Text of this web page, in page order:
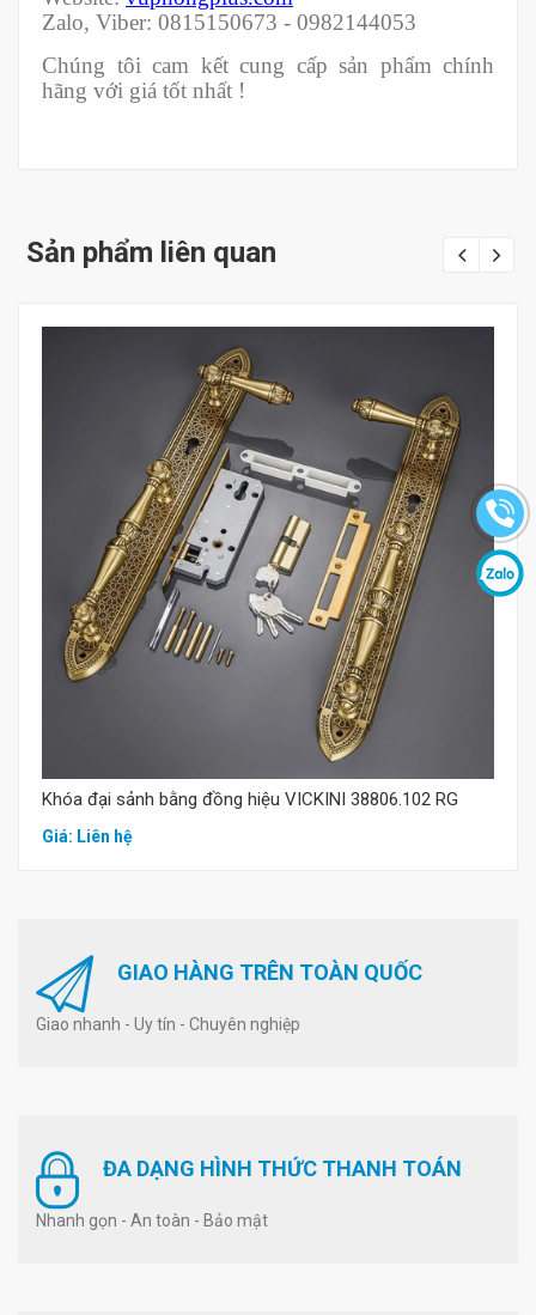
Zalo, Viber: 0815150673 - 0982144053
Chúng tôi cam kết cung cấp sản phẩm chính
hãng với giá tốt nhất !
Sản phẩm liên quan
Mua hàng
Khóa đại sảnh bằng đồng hiệu VICKINI 38806.102 RG
Giá: Liên hệ
GIAO HÀNG TRÊN TOÀN QUỐC
Giao nhanh - Uy tín - Chuyên nghiệp
ĐA DẠNG HÌNH THỨC THANH TOÁN
Nhanh gọn - An toàn - Bảo mật